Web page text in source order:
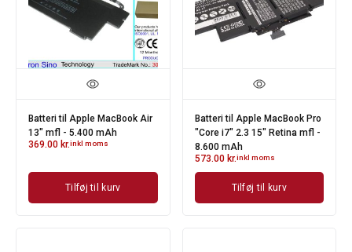
Batteri til Apple MacBook Air
13" mfl - 5.400 mAh
369.00 kr.inkl moms
Tilføj til kurv
Batteri til Apple MacBook Pro
"Core i7" 2.3 15" Retina mfl -
8.600 mAh
573.00 kr.inkl moms
Tilføj til kurv